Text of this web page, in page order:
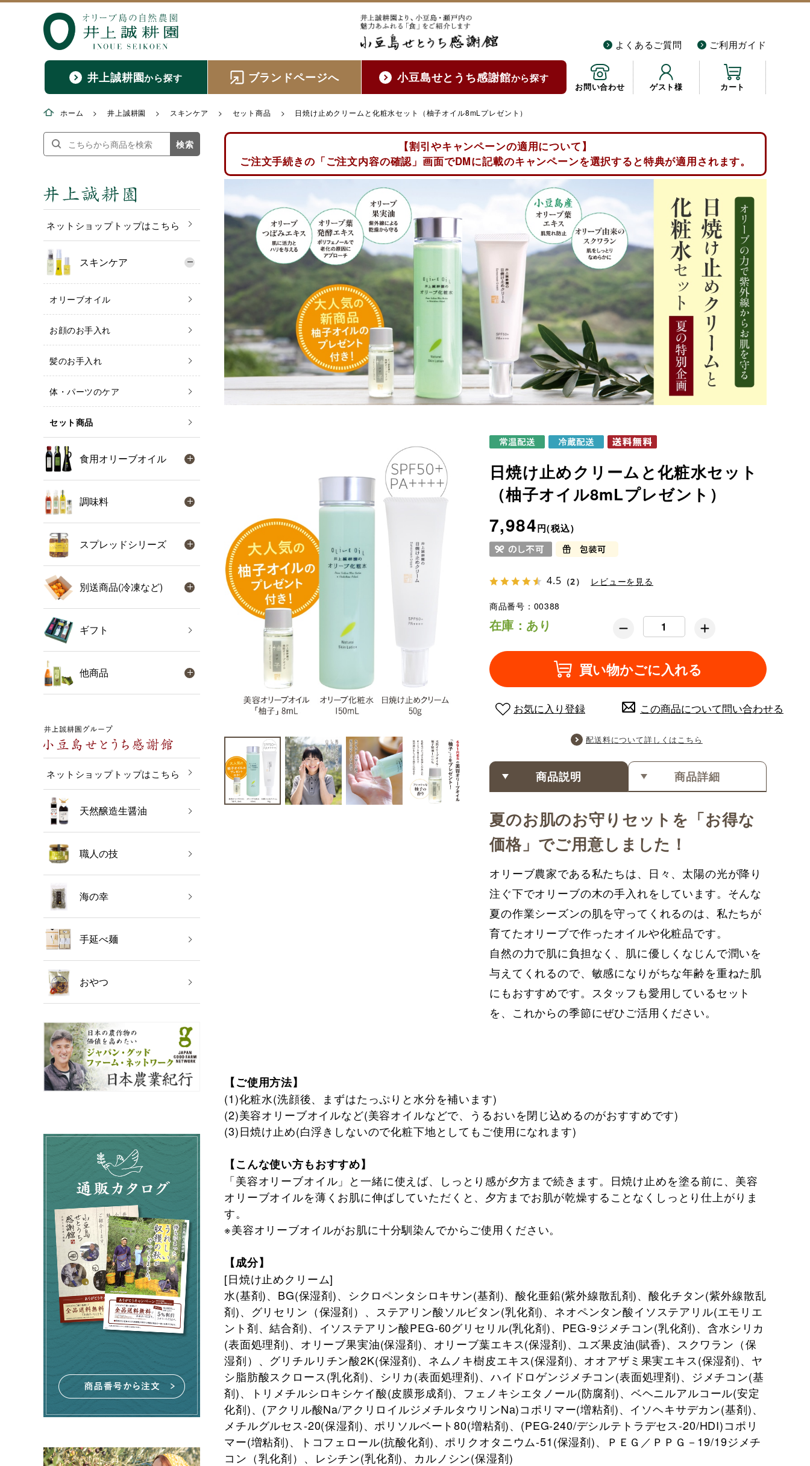
よくあるご質問 ご利用ガイド
井上誠耕園から探す ブランドページへ 小豆島せとうち感謝館から探す
お問い合わせ ゲスト様 カート
ホーム > 井上誠耕園 > スキンケア > セット商品 > 日焼け止めクリームと化粧水セット（柚子オイル8mLプレゼント）
検索
ネットショップトップはこちら
スキンケア
オリーブオイル
お顔のお手入れ
髪のお手入れ
体・パーツのケア
セット商品
食用オリーブオイル
調味料
スプレッドシリーズ
別送商品(冷凍など)
ギフト
他商品
ネットショップトップはこちら
天然醸造生醤油
職人の技
海の幸
手延べ麺
おやつ
【割引やキャンペーンの適用について】
ご注文手続きの「ご注文内容の確認」画面でDMに記載のキャンペーンを選択すると特典が適用されます。
日焼け止めクリームと化粧水セット
（柚子オイル8mLプレゼント）
7,984円
商品番号 00388
在庫：あり
買い物かごに入れる
この商品について問い合わせる
お気に入り登録
4.5 （2） レビューを見る
配送料について詳しくはこちら
商品説明 商品詳細
夏のお肌のお守りセットを「お得な
価格」でご用意しました！
オリーブ農家である私たちは、日々、太陽の光が降り
注ぐ下でオリーブの木の手入れをしています。そんな
夏の作業シーズンの肌を守ってくれるのは、私たちが
育てたオリーブで作ったオイルや化粧品です。
自然の力で肌に負担なく、肌に優しくなじんで潤いを
与えてくれるので、敏感になりがちな年齢を重ねた肌
にもおすすめです。スタッフも愛用しているセット
を、これからの季節にぜひご活用ください。
【ご使用方法】
(1)化粧水(洗顔後、まずはたっぷりと水分を補います)
(2)美容オリーブオイルなど(美容オイルなどで、うるおいを閉じ込めるのがおすすめです)
(3)日焼け止め(白浮きしないので化粧下地としてもご使用になれます)
【こんな使い方もおすすめ】
「美容オリーブオイル」と一緒に使えば、しっとり感が夕方まで続きます。日焼け止めを塗る前に、美容
オリーブオイルを薄くお肌に伸ばしていただくと、夕方までお肌が乾燥することなくしっとり仕上がりま
す。
※美容オリーブオイルがお肌に十分馴染んでからご使用ください。
【成分】
[日焼け止めクリーム]
水(基剤)、BG(保湿剤)、シクロペンタシロキサン(基剤)、酸化亜鉛(紫外線散乱剤)、酸化チタン(紫外線散乱
剤)、グリセリン（保湿剤）、ステアリン酸ソルビタン(乳化剤)、ネオペンタン酸イソステアリル(エモリエ
ント剤、結合剤)、イソステアリン酸PEG-60グリセリル(乳化剤)、PEG-9ジメチコン(乳化剤)、含水シリカ
(表面処理剤)、オリーブ果実油(保湿剤)、オリーブ葉エキス(保湿剤)、ユズ果皮油(賦香)、スクワラン（保
湿剤）、グリチルリチン酸2K(保湿剤)、ネムノキ樹皮エキス(保湿剤)、オオアザミ果実エキス(保湿剤)、ヤ
シ脂肪酸スクロース(乳化剤)、シリカ(表面処理剤)、ハイドロゲンジメチコン(表面処理剤)、ジメチコン(基
剤)、トリメチルシロキシケイ酸(皮膜形成剤)、フェノキシエタノール(防腐剤)、ベヘニルアルコール(安定
化剤)、(アクリル酸Na/アクリロイルジメチルタウリンNa)コポリマー(増粘剤)、イソヘキサデカン(基剤)、
メチルグルセス-20(保湿剤)、ポリソルベート80(増粘剤)、(PEG-240/デシルテトラデセス-20/HDI)コポリ
マー(増粘剤)、トコフェロール(抗酸化剤)、ポリクオタニウム-51(保湿剤)、ＰＥＧ／ＰＰＧ－19/19ジメチ
コン（乳化剤）、レシチン(乳化剤)、カルノシン(保湿剤)